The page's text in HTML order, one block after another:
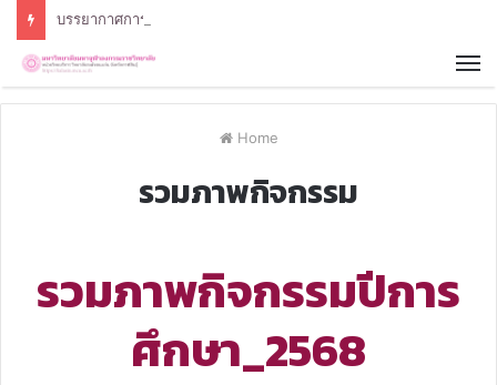
Home
รวมภาพกิจกรรม
รวมภาพกิจกรรมปีการ
ศึกษา_2568